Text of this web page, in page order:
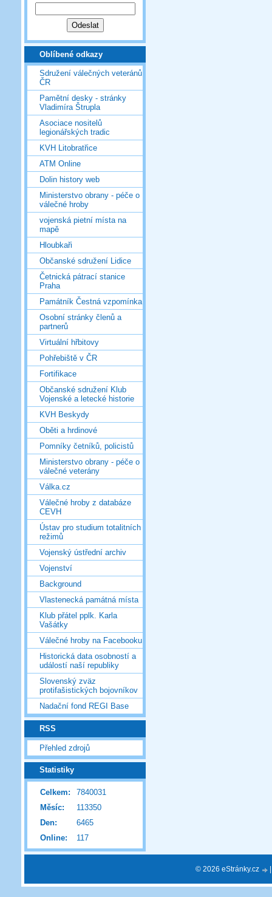
Oblíbené odkazy
Sdružení válečných veteránů
ČR
Pamětní desky - stránky
Vladimíra Štrupla
Asociace nositelů
legionářských tradic
KVH Litobratřice
ATM Online
Dolin history web
Ministerstvo obrany - péče o
válečné hroby
vojenská pietní místa na
mapě
Hloubkaři
Občanské sdružení Lidice
Četnická pátrací stanice
Praha
Památník Čestná vzpomínka
Osobní stránky členů a
partnerů
Virtuální hřbitovy
Pohřebiště v ČR
Fortifikace
Občanské sdružení Klub
Vojenské a letecké historie
KVH Beskydy
Oběti a hrdinové
Pomníky četníků, policistů
Ministerstvo obrany - péče o
válečné veterány
Válka.cz
Válečné hroby z databáze
CEVH
Ústav pro studium totalitních
režimů
Vojenský ústřední archiv
Vojenství
Background
Vlastenecká památná místa
Klub přátel pplk. Karla
Vašátky
Válečné hroby na Facebooku
Historická data osobností a
událostí naší republiky
Slovenský zväz
protifašistických bojovníkov
Nadační fond REGI Base
RSS
Přehled zdrojů
Statistiky
Online: 117
Celkem:
7840031
Měsíc:
113350
Den:
6465
© 2026 eStránky.cz